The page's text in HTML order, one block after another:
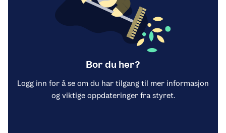
Bor du her?
Logg inn for å se om du har tilgang til mer informasjon
og viktige oppdateringer fra styret.